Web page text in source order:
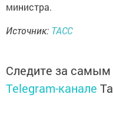
министра.
Источник: ТАСС
Следите за
Telegram-канале